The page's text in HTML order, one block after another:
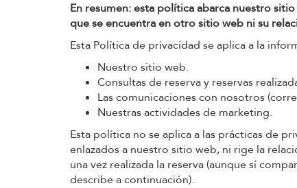
En resumen: esta política abarca nuestro
que se encuentra en otro sitio web ni su
Esta Política de privacidad se aplica a la
Nuestro sitio web.
Consultas de reserva y reservas
Las comunicaciones con nosotros
Nuestras actividades de marketing.
Esta política no se aplica a las prácticas de
enlazados a nuestro sitio web, ni rige la
una vez realizada la reserva (aunque sí
describe a continuación).